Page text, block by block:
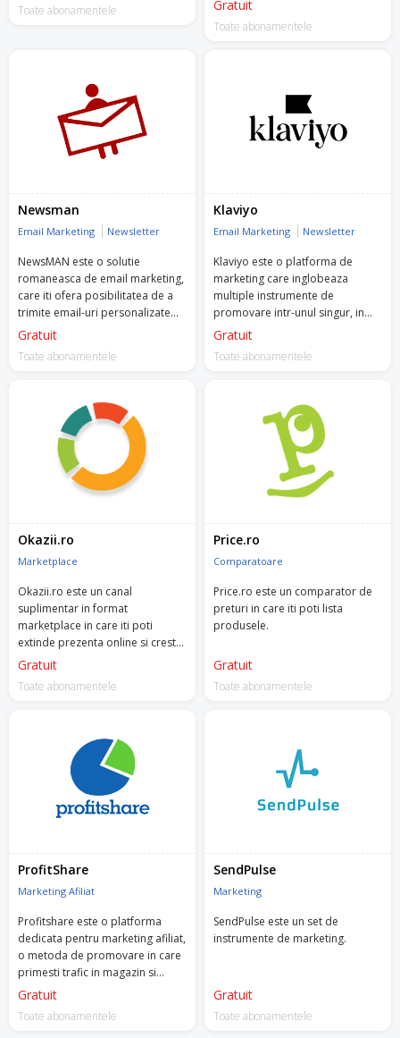
Toate abonamentele
Marketing, cât și Google Premier
de servicii automate și bazate pe
Inteligență Artificală (AI), de la
newslettere personalizate, e-
mailuri automate și recomandări
pop-up-uri, SMS-uri și notificări
push cu performanțe superioare
- rate de conversie cu până la
15% mai bune.
Menționează codul WELCOME500
echipei Retargeting pentru a te
bucura de 1 lună de Premium
Account Management (PAM)
gratuit. Acesta include asistență
campaniilor, monitorizarea și
optimizarea lor și multe altele!
Încearcă Retargeting chiar acum!
Gratuit
Toate abonamentele
Newsman
Email Marketing Newsletter
NewsMAN este o solutie
romaneasca de email marketing,
care iti ofera posibilitatea de a
trimite email-uri personalizate
catre clientii tai.
Gratuit
Toate abonamentele
Klaviyo
Email Marketing Newsletter
Klaviyo este o platforma de
marketing care inglobeaza
multiple instrumente de
promovare intr-unul singur, in
special email, recomandari
Gratuit
Toate abonamentele
Okazii.ro
Marketplace
Okazii.ro este un canal
suplimentar in format
marketplace in care iti poti
extinde prezenta online si creste
vanzarile.
Gratuit
Toate abonamentele
Price.ro
Comparatoare
Price.ro este un comparator de
preturi in care iti poti lista
produsele.
Gratuit
Toate abonamentele
ProfitShare
Marketing Afiliat
Profitshare este o platforma
dedicata pentru marketing afiliat,
o metoda de promovare in care
primesti trafic in magazin si
platesti un comision doar atunci
Gratuit
Toate abonamentele
SendPulse
Marketing
SendPulse este un set de
instrumente de marketing.
Gratuit
Toate abonamentele